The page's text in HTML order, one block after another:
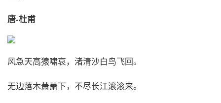
唐-杜甫
风急天高猿啸哀，渚清沙白鸟飞回。
无边落木萧萧下，不尽长江滚滚来。